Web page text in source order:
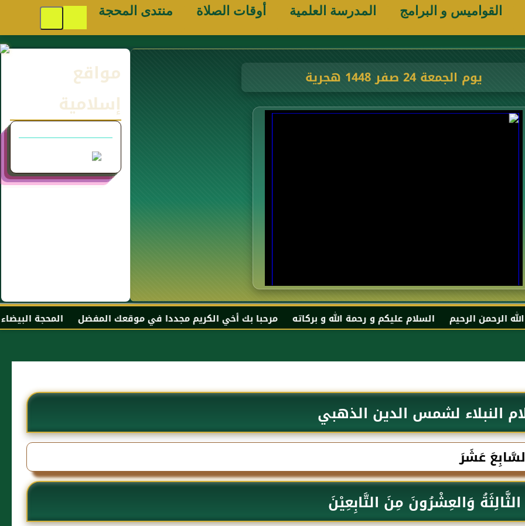
القواميس و البرامج المدرسة العلمية أوقات الصلاة منتدى المحجة
يوم الجمعة 24 صفر 1448 هجرية
مواقع
إسلامية
السلام عليكم و رحمة الله و بركاته مرحبا بك أخي الكريم مجددا في موقعك المفضل المحجة البيضاء موقع الحبر
النبلاء لشمس الدين الذهبي
عَشَرَ
وَالعِشْرُونَ مِنَ التَّابِعِيْنَ